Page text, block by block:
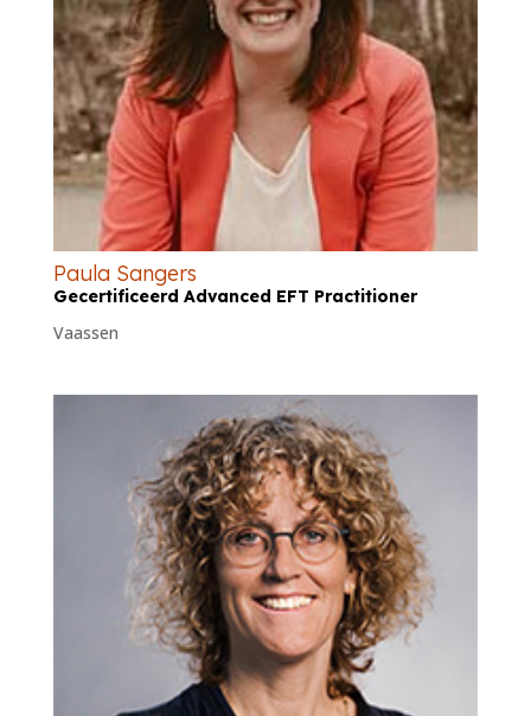
Paula Sangers
Gecertificeerd Advanced EFT Practitioner
Vaassen